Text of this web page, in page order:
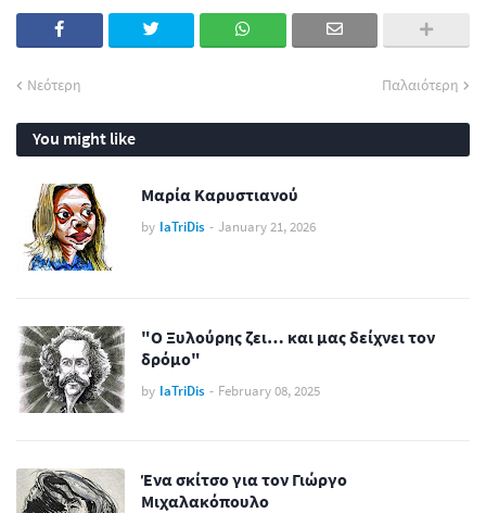
Νεότερη Παλαιότερη
You might like
Μαρία Καρυστιανού
by IaTriDis - January 21, 2026
"Ο Ξυλούρης ζει… και μας δείχνει τον
δρόμο"
by IaTriDis - February 08, 2025
Ένα σκίτσο για τον Γιώργο
Μιχαλακόπουλο